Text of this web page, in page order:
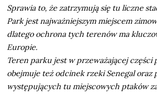
Sprawia to, że zatrzymują się tu liczne
Park jest najważniejszym miejscem
dlatego ochrona tych terenów ma
Europie.
Teren parku jest w przeważającej części
obejmuje też odcinek rzeki Senegal oraz
występujących tu miejscowych ptaków